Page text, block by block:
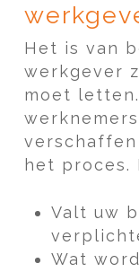
Het is van
werkgever
moet
het proces.
Valt uw
Wat